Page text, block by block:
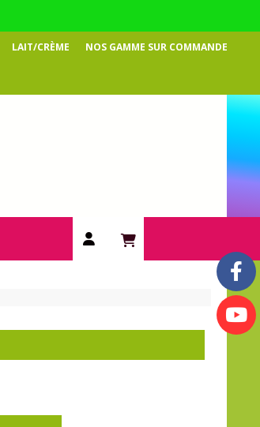
LAIT/CRÈME NOS GAMME SUR COMMANDE